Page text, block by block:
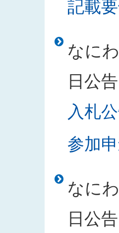
記載
なに
日公告
入札
参加
なに
日公